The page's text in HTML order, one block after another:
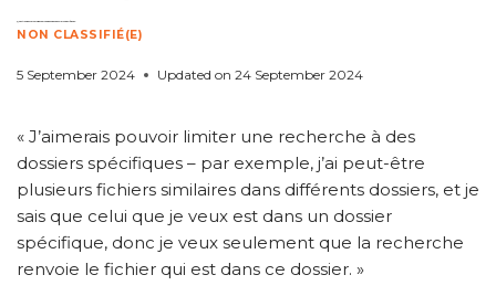
Question des Forums ! Recherche dans des Dossiers Spécifiques :
NON CLASSIFIÉ(E)
5 September 2024 Updated on 24 September 2024
« J’aimerais pouvoir limiter une recherche à des
dossiers spécifiques – par exemple, j’ai peut-être
plusieurs fichiers similaires dans différents dossiers, et je
sais que celui que je veux est dans un dossier
spécifique, donc je veux seulement que la recherche
renvoie le fichier qui est dans ce dossier. »